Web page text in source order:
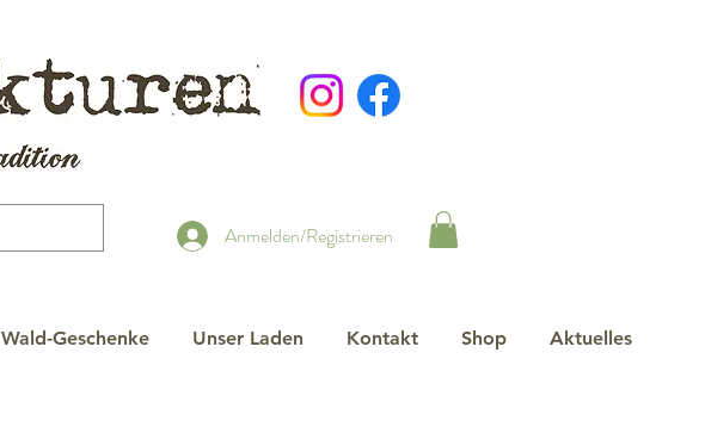
Anmelden/Registrieren
Wald-Geschenke Unser Laden Kontakt Shop Aktuelles